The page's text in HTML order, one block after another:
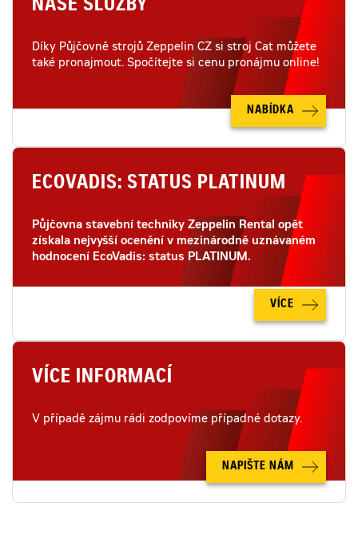
NAŠE SLUŽBY
Díky Půjčovně strojů Zeppelin CZ si stroj Cat můžete
také pronajmout. Spočítejte si cenu pronájmu online!
NABÍDKA
ECOVADIS: STATUS PLATINUM
Půjčovna stavební techniky Zeppelin Rental opět
získala nejvyšší ocenění v mezinárodně uznávaném
hodnocení EcoVadis: status PLATINUM.
VÍCE
VÍCE INFORMACÍ
V případě zájmu rádi zodpovíme případné dotazy.
NAPIŠTE NÁM